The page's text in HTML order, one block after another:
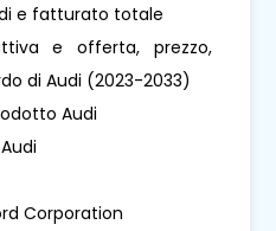
e fatturato totale
e offerta, prezzo,
di Audi (2023-2033)
Audi
Corporation